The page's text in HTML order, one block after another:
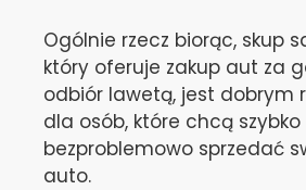
Ogólnie rzecz biorąc, skup
który oferuje zakup aut za
odbiór lawetą, jest dobrym
dla osób, które chcą szybko
bezproblemowo sprzedać
auto.